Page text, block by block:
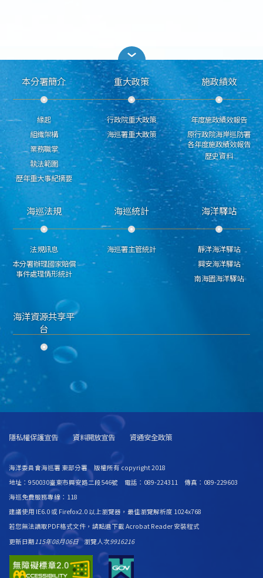
本分署簡介
緣起
組織架構
業務職掌
執法範圍
歷年重大事紀摘要
重大政策
行政院重大政策
海巡署重大政策
施政績效
年度施政績效報告
原行政院海岸巡防署
各年度施政績效報告
歷史資料
海巡法規
法規訊息
本分署辦理國家賠償
事件處理情形統計
海巡統計
海巡署主管統計
海洋驛站
靜洋海洋驛站
興安海洋驛站
南海園海洋驛站
海洋資源共享平
台
隱私權保護宣告 資料開放宣告 資通安全政策
海洋委員會海巡署 東部分署 版權所有 copyright 2018
地址：950030臺東市興安路二段546號 電話：089-224311 傳真：089-229603
海巡免費服務專線：118
建議使用 IE6.0 或 Firefox2.0 以上瀏覽器，最佳瀏覽解析度 1024x768
若您無法讀取PDF格式文件，請點選下載 Acrobat Reader 安裝程式
更新日期 115年08月06日 瀏覽人次9916216